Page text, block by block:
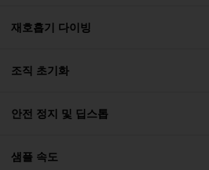
재호흡기 다이빙
조직 초기화
안전 정지 및 딥스톱
샘플 속도